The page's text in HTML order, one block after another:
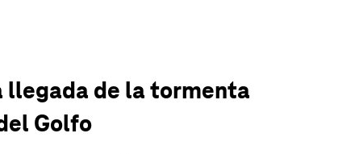
llegada de la tormenta
Golfo